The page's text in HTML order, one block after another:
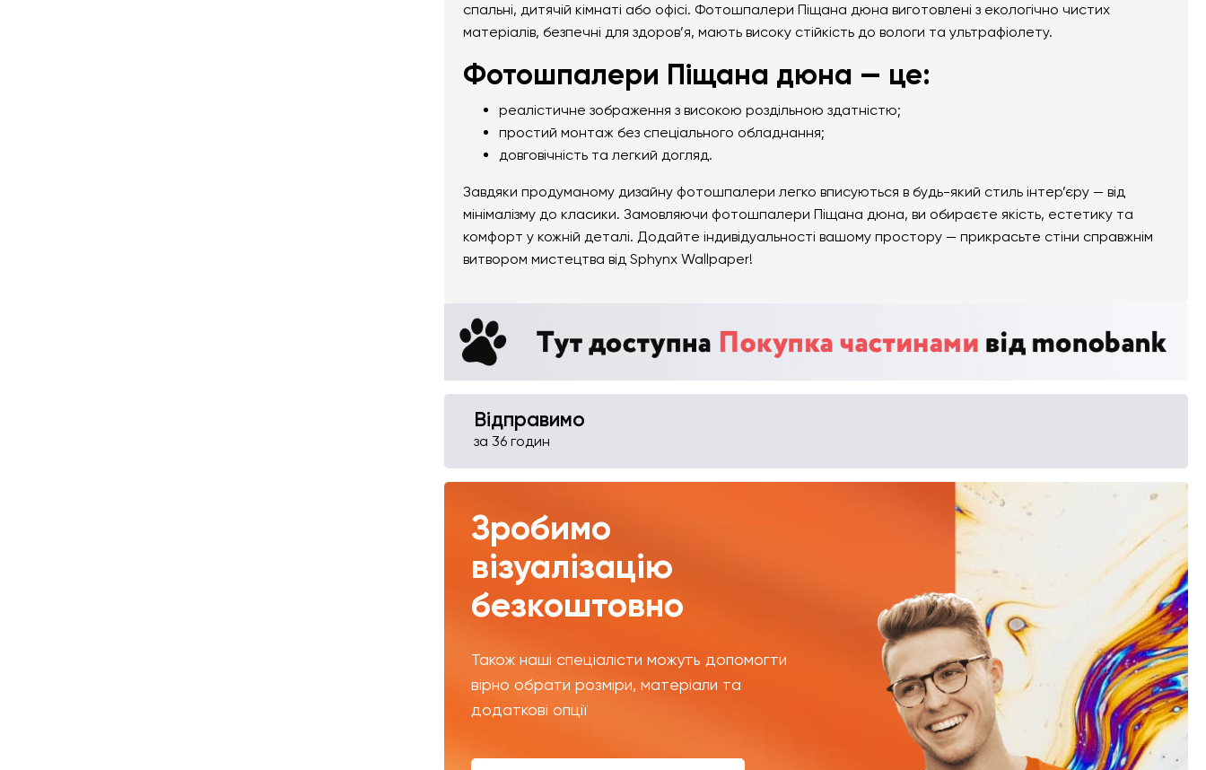
спальні, дитячій кімнаті або офісі. Фотошпалери Піщана дюна виготовлені з екологічно чистих
матеріалів, безпечні для здоров’я, мають високу стійкість до вологи та ультрафіолету.
Фотошпалери Піщана дюна — це:
реалістичне зображення з високою роздільною здатністю;
простий монтаж без спеціального обладнання;
довговічність та легкий догляд.
Завдяки продуманому дизайну фотошпалери легко вписуються в будь-який стиль інтер’єру — від
мінімалізму до класики. Замовляючи фотошпалери Піщана дюна, ви обираєте якість, естетику та
комфорт у кожній деталі. Додайте індивідуальності вашому простору — прикрасьте стіни справжнім
витвором мистецтва від Sphynx Wallpaper!
Відправимо
за 36 годин
Зробимо
візуалізацію
безкоштовно
Також наші спеціалісти можуть допомогти
вірно обрати розміри, матеріали та
додаткові опції